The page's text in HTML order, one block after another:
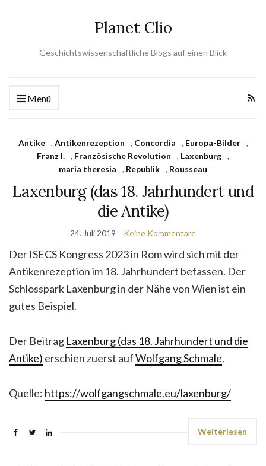
Planet Clio
Geschichtswissenschaftliche Blogs auf einen Blick
Menü
Antike , Antikenrezeption , Concordia , Europa-Bilder
,
Franz I. , Französische Revolution , Laxenburg ,
maria theresia
, Republik , Rousseau
Laxenburg (das 18. Jahrhundert und
die Antike)
24. Juli 2019 Keine Kommentare
Der ISECS Kongress 2023 in Rom wird sich mit der
Antikenrezeption im 18. Jahrhundert befassen. Der
Schlosspark Laxenburg in der Nähe von Wien ist ein
gutes Beispiel.
Der Beitrag Laxenburg (das 18. Jahrhundert und die
Antike) erschien zuerst aufWolfgang Schmale.
Quelle: https://wolfgangschmale.eu/laxenburg/
Weiterlesen